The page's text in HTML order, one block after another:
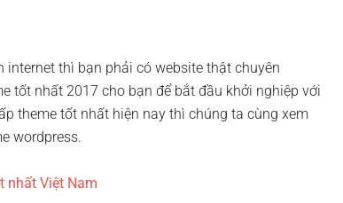
thì bạn phải có website thật chuyên
tốt nhất 2017 cho bạn để bắt đầu khởi nghiệp với
theme tốt nhất hiện nay thì chúng ta cùng xem
wordpress.
nhất Việt Nam